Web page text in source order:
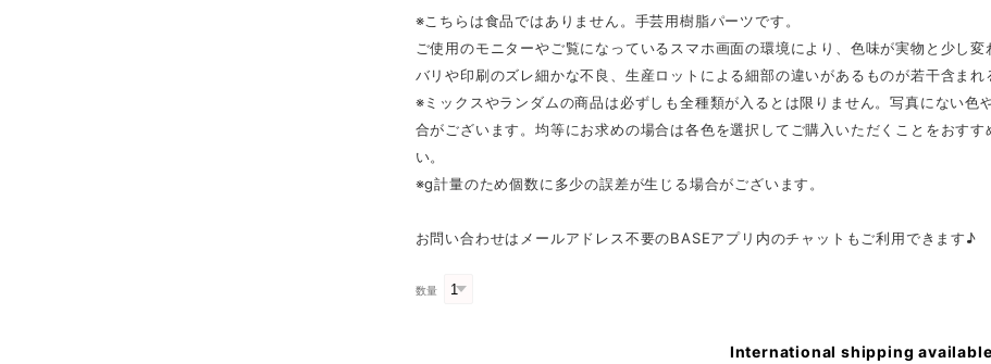
※こちらは食品ではありません。手芸用樹脂パーツです。
ご使用のモニターやご覧になっているスマホ画面の環境により、色味が実物と少し
バリや印刷のズレ細かな不良、生産ロットによる細部の違いがあるものが若干含まれ
※ミックスやランダムの商品は必ずしも全種類が入るとは限りません。写真にない色
合がございます。均等にお求めの場合は各色を選択してご購入いただくことをおす
い。
※g計量のため個数に多少の誤差が生じる場合がございます。
お問い合わせはメールアドレス不要のBASEアプリ内のチャットもご利用できます♪
数量
International shipping available